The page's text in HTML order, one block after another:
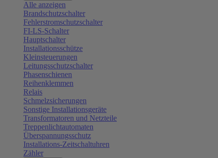
Alle anzeigen
Brandschutzschalter
Fehlerstromschutzschalter
FI-LS-Schalter
Hauptschalter
Installationsschütze
Kleinsteuerungen
Leitungsschutzschalter
Phasenschienen
Reihenklemmen
Relais
Schmelzsicherungen
Sonstige Installationsgeräte
Transformatoren und Netzteile
Treppenlichtautomaten
Überspannungsschutz
Installations-Zeitschaltuhren
Zähler